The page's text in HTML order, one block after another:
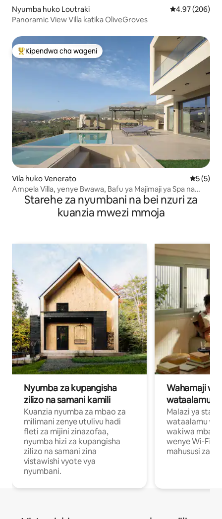
Nyumba huko Loutraki Ukadiriaji wa
4.97 (206)
Panoramic View Villa katika OliveGroves
Kipendwa maarufu cha wageni
Kipendwa cha wageni
Vila huko Venerato
5 (5)
Ampela Villa, yenye Bwawa, Bafu ya Majimaji ya Spa na
UrithiStarehe za nyumbani na bei nzuri za
kuanzia mwezi mmoja
Nyumba za kupangisha
zilizo na samani kamili
Kuanzia nyumba za mbao za
milimani zenye utulivu hadi
fleti za mijini zinazofaa,
nyumba hizi za kupangisha
zilizo na samani zina
vistawishi vyote vya
nyumbani.
Wahamaji
wataalamu
Malazi ya
wataalamu
wakiwa mbali
wenye Wi-Fi
mahususi za